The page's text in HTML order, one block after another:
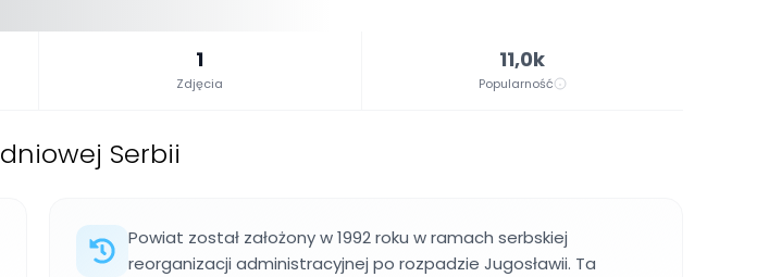
1
Zdjęcia
11,0k
Popularność
Serbii
Powiat został założony w 1992 roku w ramach serbskiej
reorganizacji administracyjnej po rozpadzie Jugosławii. Ta